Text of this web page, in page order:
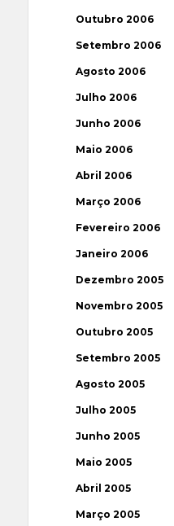
Outubro 2006
Setembro 2006
Agosto 2006
Julho 2006
Junho 2006
Maio 2006
Abril 2006
Março 2006
Fevereiro 2006
Janeiro 2006
Dezembro 2005
Novembro 2005
Outubro 2005
Setembro 2005
Agosto 2005
Julho 2005
Junho 2005
Maio 2005
Abril 2005
Março 2005